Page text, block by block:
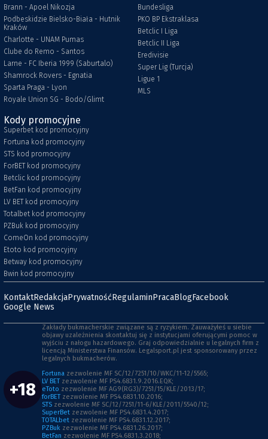
Brann - Apoel Nikozja
Podbeskidzie Bielsko-Biała - Hutnik
Kraków
Charlotte - UNAM Pumas
Clube do Remo - Santos
Larne - FC Iberia 1999 (Saburtalo)
Shamrock Rovers - Egnatia
Sparta Praga - Lyon
Royale Union SG - Bodo/Glimt
Bundesliga
PKO BP Ekstraklasa
Betclic I Liga
Betclic II Liga
Eredivisie
Super Lig (Turcja)
Ligue 1
MLS
Kody promocyjne
Superbet kod promocyjny
Fortuna kod promocyjny
STS kod promocyjny
ForBET kod promocyjny
Betclic kod promocyjny
BetFan kod promocyjny
LV BET kod promocyjny
Totalbet kod promocyjny
PZBuk kod promocyjny
ComeOn kod promocyjny
Etoto kod promocyjny
Betway kod promocyjny
Bwin kod promocyjny
KontaktRedakcjaPrywatnośćRegulaminPracaBlogFacebook
Google News
+18
Zakłady bukmacherskie związane są z ryzykiem. Zauważyłeś u siebie
objawy uzależnienia skontaktuj się z instytucjami oferującymi pomoc w
wyjściu z nałogu hazardowego. Graj odpowiedzialnie u legalnych firm z
licencją Ministerstwa Finansów. Legalsport.pl jest sponsorowany przez
legalnych bukmacherów.
Fortuna zezwolenie MF SC/12/7251/10/WKC/11-12/5565;
LV BET zezwolenie MF PS4.6831.9.2016.EQK;
eToto zezwolenie MF AG9(RG3)/7251/15/KLE/2013/17;
forBET zezwolenie MF PS4.6831.10.2016;
STS zezwolenie MF SC/12/7251/11-6/KLE/2011/5540/12;
SuperBet zezwolenie MF PS4.6831.4.2017;
TOTALbet zezwolenie MF PS4.6831.12.2017;
PZBuk zezwolenie MF PS4.6831.26.2017;
BetFan zezwolenie MF PS4.6831.3.2018;